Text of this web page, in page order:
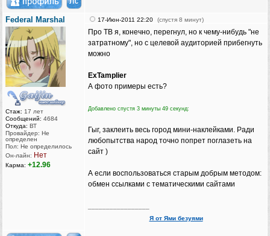
Federal Marshal
Стаж: 17 лет
Сообщений: 4684
Откуда: ВТ
Провайдер: Не
определен
Пол: Не определилось
Он-лайн: Нет
Карма: +12.96
17-Июн-2011 22:20 (спустя 8 минут)
Про ТВ я, конечно, перегнул, но к чему-нибудь "не
затратному", но с целевой аудиторией прибегнуть
можно
ExTamplier
А фото примеры есть?
Добавлено спустя 3 минуты 49 секунд:
Гыг, заклеить весь город мини-наклейками. Ради
любопытства народ точно попрет поглазеть на
сайт )
А если воспользоваться старым добрым методом:
обмен ссылками с тематическими сайтами
Я от Ями безуями